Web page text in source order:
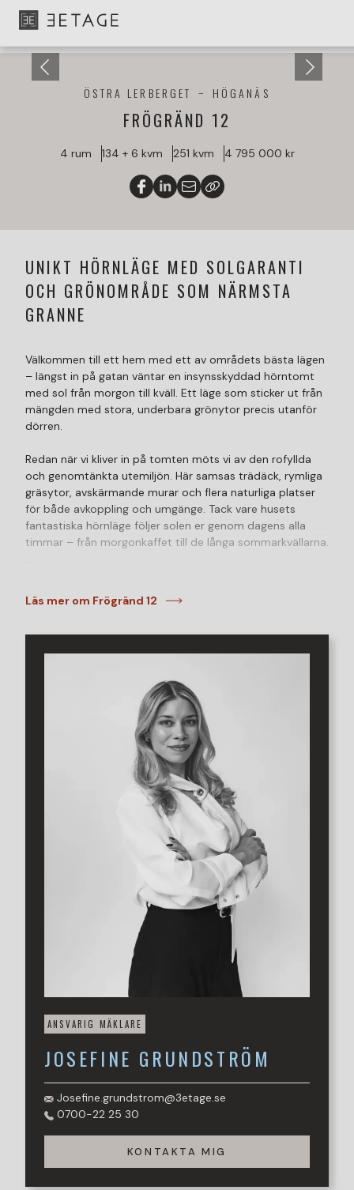
FRÖGRÄND 12
ÖSTRA LERBERGET HÖGANÄS
4 rum 134 + 6 kvm 251 kvm 4 795 000 kr
UNIKT HÖRNLÄGE MED SOLGARANTI
OCH GRÖNOMRÅDE SOM NÄRMSTA
GRANNE
Välkommen till ett hem med ett av områdets bästa lägen
– längst in på gatan väntar en insynsskyddad hörntomt
med sol från morgon till kväll. Ett läge som sticker ut från
mängden med stora, underbara grönytor precis utanför
dörren.
Redan när vi kliver in på tomten möts vi av den rofyllda
och genomtänkta utemiljön. Här samsas trädäck, rymliga
gräsytor, avskärmande murar och flera naturliga platser
för både avkoppling och umgänge. Tack vare husets
fantastiska hörnläge följer solen er genom dagens alla
timmar – från morgonkaffet till de långa sommarkvällarna.
ett fantastiskt ljusinsläpp som tillsammans skapar en
kök, matplats och vardagsrum samspelar i en genomtänkt
vardag och umgänge. Här suddas gränsen mellan inne och
ute ut och uteplatserna runt huset blir en naturlig
förlängning av bostaden under årets varmare månader.
Bostaden erbjuder dessutom två helkaklade badrum där
det ena är utrustat med badkar och det andra med
På ovanvåningen erbjuds tre rymliga sovrum tillsammans
med ett stilrent badrum. De stora fönsterpartierna bidrar
även här med ett fantastiskt ljusinsläpp och fina vyer över
området som skapar en lugn och harmonisk känsla.
Dagens tre sovrum skapar stor flexibilitet och kan enkelt
anpassas efter familjens behov – oavsett om det handlar
om fler barnrum, ett generöst hemmakontor eller ett
Området kring Frögränd erbjuder något mer än bara ett
boende. Husen är placerade kring en gemensam, bilfri
innerdel som skapar en lugn och trivsam kvarterskänsla
områdets lekplats. Samtidigt finns den stora
tillhör fastigheten. Här bor man i ett lugnt och omtyckt
Helsingborg. Ett hem som måste upplevas på plats för att
verkligen uppskatta den fantastiska helheten och den
unika känsla som bostaden, läget och omgivningarna
Läs mer om Frögränd 12
ANSVARIG MÄKLARE
JOSEFINE GRUNDSTRÖM
Josefine.grundstrom@3etage.se
0700-22 25 30
KONTAKTA MIG